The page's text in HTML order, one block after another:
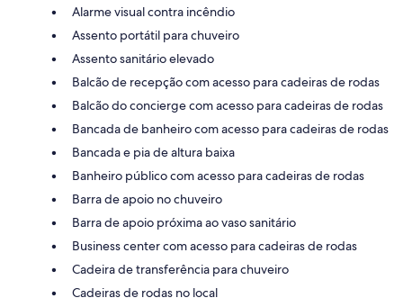
Alarme visual contra incêndio
Assento portátil para chuveiro
Assento sanitário elevado
Balcão de recepção com acesso para cadeiras de rodas
Balcão do concierge com acesso para cadeiras de rodas
Bancada de banheiro com acesso para cadeiras de rodas
Bancada e pia de altura baixa
Banheiro público com acesso para cadeiras de rodas
Barra de apoio no chuveiro
Barra de apoio próxima ao vaso sanitário
Business center com acesso para cadeiras de rodas
Cadeira de transferência para chuveiro
Cadeiras de rodas no local